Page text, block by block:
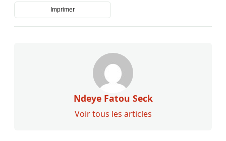
Imprimer
Ndeye Fatou Seck
Voir tous les articles